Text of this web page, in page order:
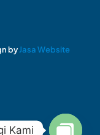
byJasa Website
Kami